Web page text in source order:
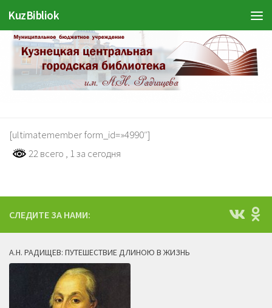
Перейти к содержимому
KuzBibliok
[ultimatemember form_id=»4990″]
22 всего , 1 за сегодня
СЛЕДИТЕ ЗА НАМИ:
А.Н. РАДИЩЕВ: ПУТЕШЕСТВИЕ ДЛИНОЮ В ЖИЗНЬ